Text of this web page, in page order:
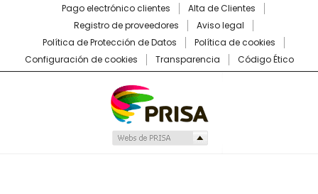
Pago electrónico clientes
Alta de Clientes
Registro de proveedores
Aviso legal
Política de Protección de Datos
Política de cookies
Configuración de cookies
Transparencia Código Ético